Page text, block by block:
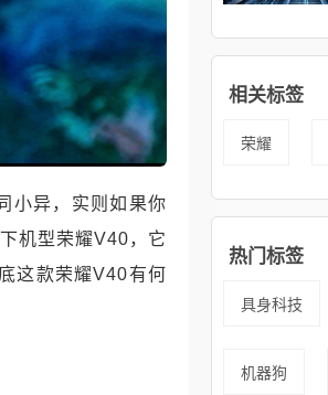
小异，实则如果你
机型荣耀V40，它
这款荣耀V40有何
相关标签
荣耀
热门标签
具身科技
机器狗